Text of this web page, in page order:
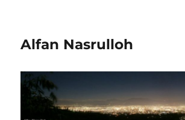
Alfan Nasrulloh